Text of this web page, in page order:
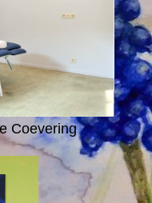
Coevering